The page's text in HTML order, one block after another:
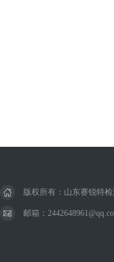
版权所有：山东赛锐特检
邮箱：